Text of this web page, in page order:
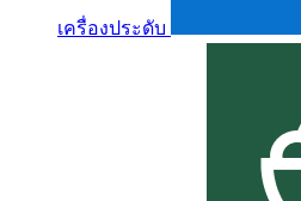
เครื่องประดับ